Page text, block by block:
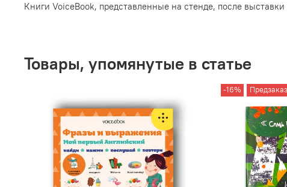
Книги VoiceBook, представленные на стенде, после
Товары, упомянутые в статье
-16% Предзаказ